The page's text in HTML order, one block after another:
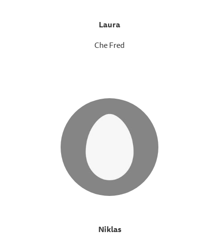
Laura
Che Fred
Niklas